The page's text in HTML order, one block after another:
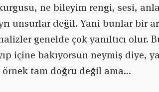
ne bileyim rengi, sesi,
unsurlar değil. Yani bunlar bir
genelde çok yanıltıcı olur.
içine bakıyorsun neymiş diye,
örnek tam doğru değil ama…